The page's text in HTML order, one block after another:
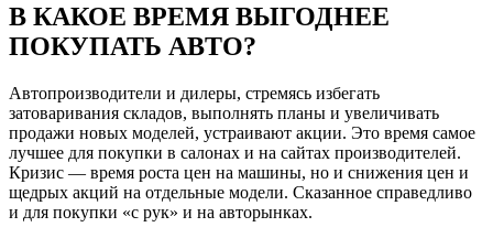
В КАКОЕ ВРЕМЯ ВЫГОДНЕЕ
ПОКУПАТЬ АВТО?
Автопроизводители и дилеры, стремясь избегать
затоваривания складов, выполнять планы и увеличивать
продажи новых моделей, устраивают акции. Это время самое
лучшее для покупки в салонах и на сайтах производителей.
Кризис — время роста цен на машины, но и снижения цен и
щедрых акций на отдельные модели. Сказанное справедливо
и для покупки «с рук» и на авторынках.